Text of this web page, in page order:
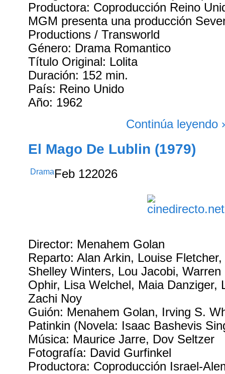
Productora: Coproducción Reino
MGM presenta una producción
Productions / Transworld
Género: Drama Romantico
Título Original: Lolita
Duración: 152 min.
País: Reino Unido
Año: 1962
Continúa leyendo
El Mago De Lublin (1979)
DramaFeb 122026
Director: Menahem Golan
Reparto: Alan Arkin, Louise
Shelley Winters, Lou Jacobi,
Ophir, Lisa Welchel, Maia Danziger,
Zachi Noy
Guión: Menahem Golan, Irving S.
Patinkin (Novela: Isaac Bashevis
Música: Maurice Jarre, Dov Seltzer
Fotografía: David Gurfinkel
Productora: Coproducción Israel-